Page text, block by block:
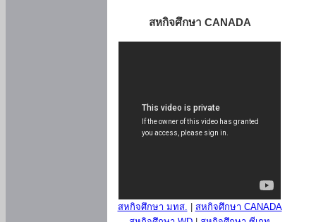
สหกิจศึกษา CANADA
สหกิจศึกษา มทส.
สหกิจศึกษา CANADA